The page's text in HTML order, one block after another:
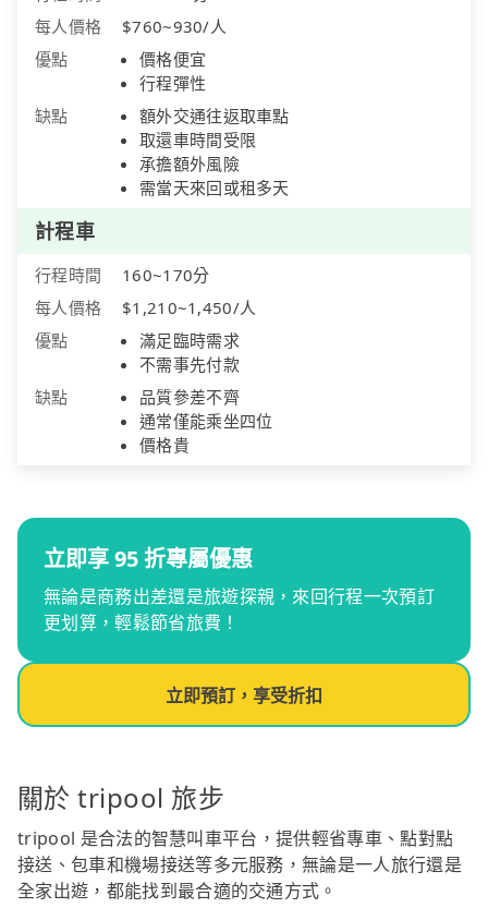
每人價格
$760~930/人
優點
價格便宜
行程彈性
缺點
額外交通往返取車點
取還車時間受限
承擔額外風險
需當天來回或租多天
計程車
行程時間
160~170分
每人價格
$1,210~1,450/人
優點
滿足臨時需求
不需事先付款
缺點
品質參差不齊
通常僅能乘坐四位
價格貴
立即享 95 折專屬優惠
無論是商務出差還是旅遊探親，來回行程一次預訂
更划算，輕鬆節省旅費！
立即預訂，享受折扣
關於 tripool 旅步
tripool 是合法的智慧叫車平台，提供輕省專車、點對點
接送、包車和機場接送等多元服務，無論是一人旅行還是
全家出遊，都能找到最合適的交通方式。